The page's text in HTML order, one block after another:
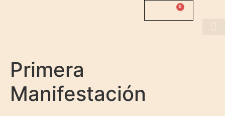
0
Primera
Manifestación